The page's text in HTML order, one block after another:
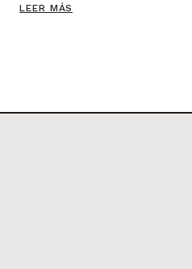
LEER MÁS